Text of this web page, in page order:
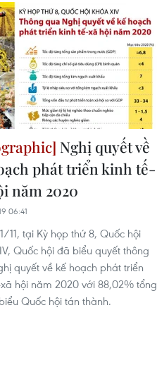
Nghị quyết về
phát triển kinh tế-
năm 2020
06:41
11, tại Kỳ họp thứ 8, Quốc hội
Quốc hội đã biểu quyết thông
quyết về kế hoạch phát triển
hội năm 2020 với 88,02% tổng
Quốc hội tán thành.